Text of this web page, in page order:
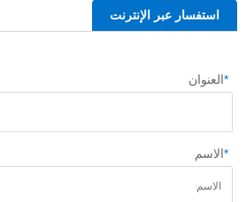
استفسار عبر الإنترنت
*العنوان
*الاسم